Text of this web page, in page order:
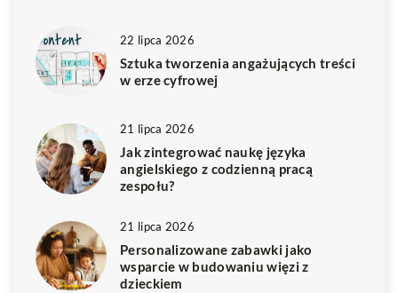
22 lipca 2026
Sztuka tworzenia angażujących treści
w erze cyfrowej
21 lipca 2026
Jak zintegrować naukę języka
angielskiego z codzienną pracą
zespołu?
21 lipca 2026
Personalizowane zabawki jako
wsparcie w budowaniu więzi z
dzieckiem